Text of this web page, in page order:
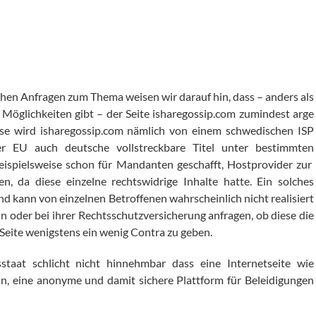
Anfragen zum Thema weisen wir darauf hin, dass – anders als
gibt – der Seite isharegossip.com zumindest arge
wird isharegossip.com nämlich von einem schwedischen ISP
EU auch deutsche vollstreckbare Titel unter bestimmten
schon für Mandanten geschafft, Hostprovider zur
da diese einzelne rechtswidrige Inhalte hatte. Ein solches
kann von einzelnen Betroffenen wahrscheinlich nicht realisiert
oder bei ihrer Rechtsschutzversicherung anfragen, ob diese die
wenigstens ein wenig Contra zu geben.
schlicht nicht hinnehmbar dass eine Internetseite wie
eine anonyme und damit sichere Plattform für Beleidigungen